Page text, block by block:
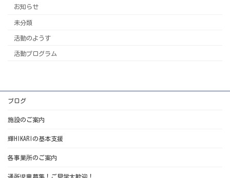
お知らせ
未分類
活動のようす
活動プログラム
ブログ
施設のご案内
輝HIKARIの基本支援
各事業所のご案内
通所児童募集！ご見学大歓迎！